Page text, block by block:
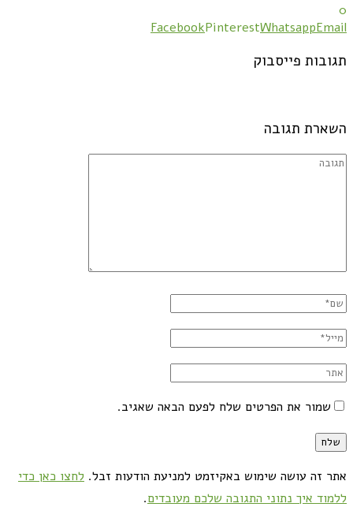
0
FacebookPinterestWhatsappEmail
תגובות פייסבוק
השארת תגובה
שמור את הפרטים שלח לפעם הבאה שאגיב.
אתר זה עושה שימוש באקיזמט למניעת הודעות זבל. לחצו כאן כדי
ללמוד איך נתוני התגובה שלכם מעובדים.